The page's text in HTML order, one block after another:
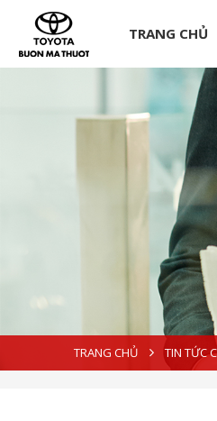
TRANG CHỦ
TRANG CHỦ TIN TỨC